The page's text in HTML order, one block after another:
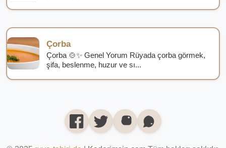
Çorba
Çorba 🍲✨ Genel Yorum Rüyada çorba görmek,
şifa, beslenme, huzur ve sı...